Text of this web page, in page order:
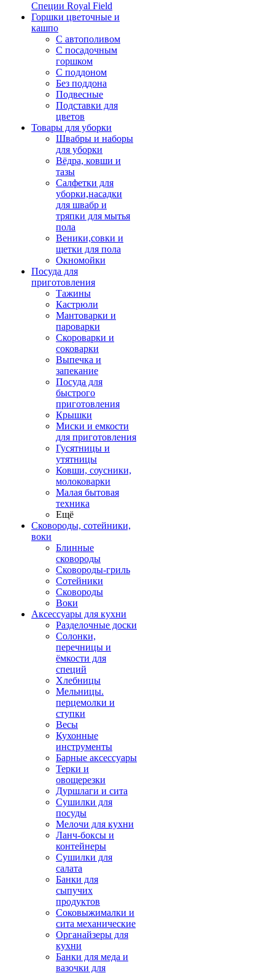
Специи Royal Field
Горшки цветочные и
кашпо
С автополивом
С посадочным
горшком
С поддоном
Без поддона
Подвесные
Подставки для
цветов
Товары для уборки
Швабры и наборы
для уборки
Вёдра, ковши и
тазы
Салфетки для
уборки,насадки
для швабр и
тряпки для мытья
пола
Веники,совки и
щетки для пола
Окномойки
Посуда для
приготовления
Тажины
Кастрюли
Мантоварки и
пароварки
Скороварки и
соковарки
Выпечка и
запекание
Посуда для
быстрого
приготовления
Крышки
Миски и емкости
для приготовления
Гусятницы и
утятницы
Ковши, соусники,
молоковарки
Малая бытовая
техника
Ещё
Сковороды, сотейники,
воки
Блинные
сковороды
Сковороды-гриль
Сотейники
Сковороды
Воки
Аксессуары для кухни
Разделочные доски
Солонки,
перечницы и
ёмкости для
специй
Хлебницы
Мельницы.
перцемолки и
ступки
Весы
Кухонные
инструменты
Барные аксессуары
Терки и
овощерезки
Дуршлаги и сита
Сушилки для
посуды
Мелочи для кухни
Ланч-боксы и
контейнеры
Сушилки для
салата
Банки для
сыпучих
продуктов
Соковыжималки и
сита механические
Органайзеры для
кухни
Банки для меда и
вазочки для